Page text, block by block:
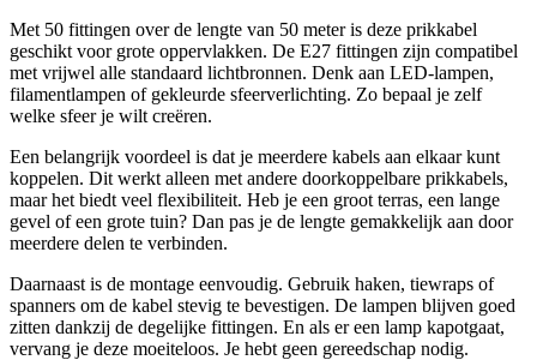
Met 50 fittingen over de lengte van 50 meter is deze prikkabel
geschikt voor grote oppervlakken. De E27 fittingen zijn compatibel
met vrijwel alle standaard lichtbronnen. Denk aan LED-lampen,
filamentlampen of gekleurde sfeerverlichting. Zo bepaal je zelf
welke sfeer je wilt creëren.
Een belangrijk voordeel is dat je meerdere kabels aan elkaar kunt
koppelen. Dit werkt alleen met andere doorkoppelbare prikkabels,
maar het biedt veel flexibiliteit. Heb je een groot terras, een lange
gevel of een grote tuin? Dan pas je de lengte gemakkelijk aan door
meerdere delen te verbinden.
Daarnaast is de montage eenvoudig. Gebruik haken, tiewraps of
spanners om de kabel stevig te bevestigen. De lampen blijven goed
zitten dankzij de degelijke fittingen. En als er een lamp kapotgaat,
vervang je deze moeiteloos. Je hebt geen gereedschap nodig.